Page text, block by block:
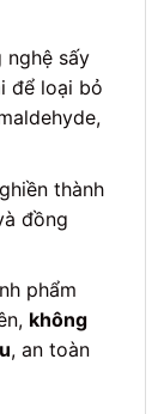
nghệ sấy
để loại bỏ
thành
đồng
phẩm
không
, an toàn